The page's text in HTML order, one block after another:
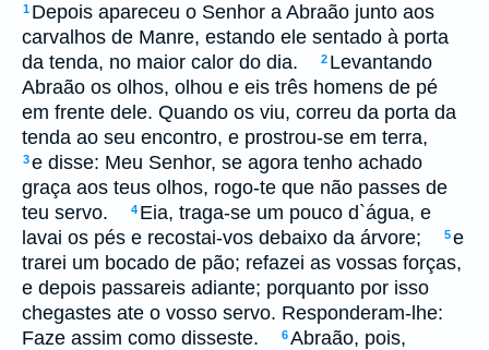
1 Depois apareceu o Senhor a Abraão junto aos
carvalhos de Manre, estando ele sentado à porta
da tenda, no maior calor do dia.
2 Levantando
Abraão os olhos, olhou e eis três homens de pé
em frente dele. Quando os viu, correu da porta da
tenda ao seu encontro, e prostrou-se em terra,
3e disse: Meu Senhor, se agora tenho achado
graça aos teus olhos, rogo-te que não passes de
teu servo.
4 Eia, traga-se um pouco d`água, e
lavai os pés e recostai-vos debaixo da árvore;
5e
trarei um bocado de pão; refazei as vossas forças,
e depois passareis adiante; porquanto por isso
chegastes ate o vosso servo. Responderam-lhe:
Faze assim como disseste.
6Abraão, pois,